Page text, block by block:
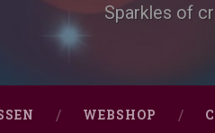
Sparkles of
WEBSHOP